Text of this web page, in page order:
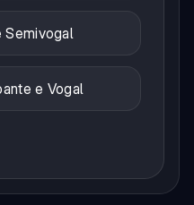
Semivogal
e Vogal